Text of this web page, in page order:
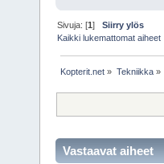
Sivuja: [1]Siirry ylös
Kaikki lukemattomat aiheet
Kopterit.net » Tekniikka»
Vastaavat aiheet